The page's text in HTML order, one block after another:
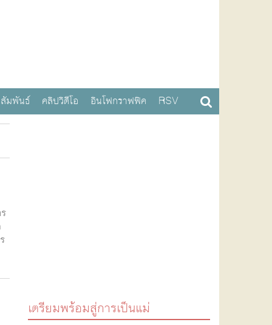
มพันธ์ คลิปวิดีโอ อินโฟกราฟฟิค RSV
เตรียมพร้อมสู่การเป็นแม่